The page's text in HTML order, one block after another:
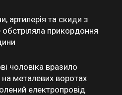
артилерія та скиди з
прикордоння
чоловіка вразило
металевих воротах
електропровід